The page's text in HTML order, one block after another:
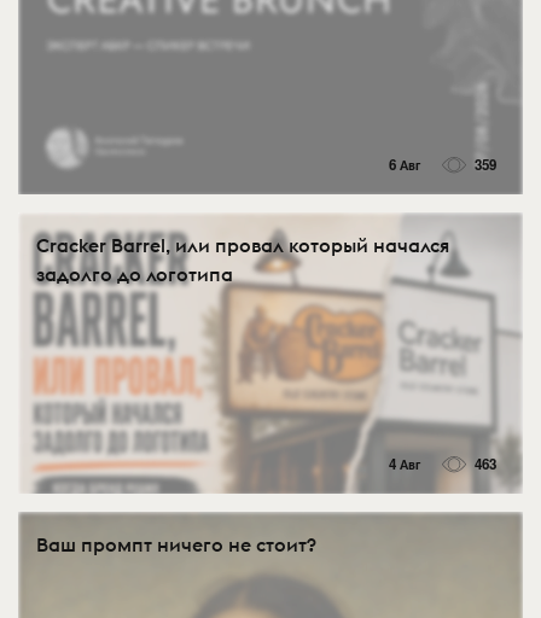
6 Авг 359
Cracker Barrel, или провал который начался
задолго до логотипа
4 Авг 463
Ваш промпт ничего не стоит?